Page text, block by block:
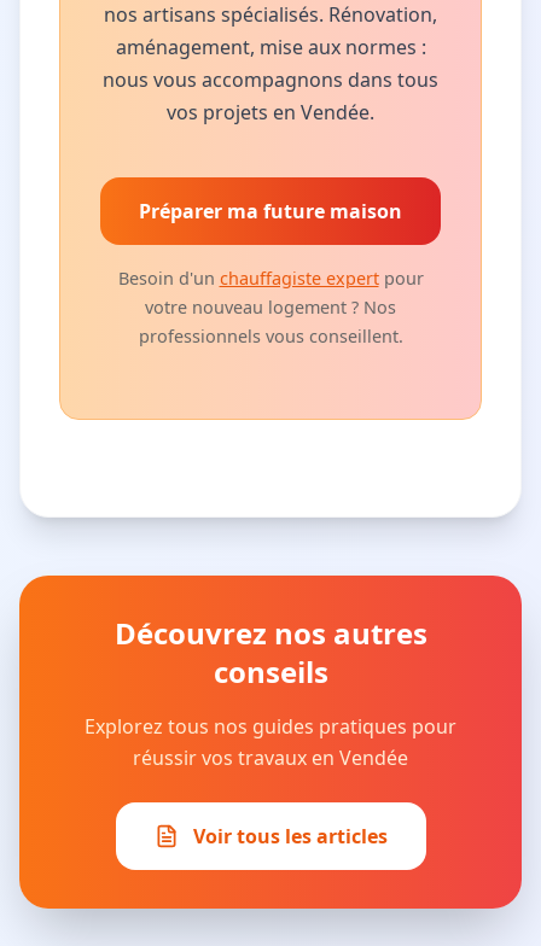
nos artisans spécialisés. Rénovation,
aménagement, mise aux normes :
nous vous accompagnons dans tous
vos projets en Vendée.
Préparer ma future maison
Besoin d'un chauffagiste expertpour
votre nouveau logement ? Nos
professionnels vous conseillent.
Découvrez nos autres
conseils
Explorez tous nos guides pratiques pour
réussir vos travaux en Vendée
Voir tous les articles